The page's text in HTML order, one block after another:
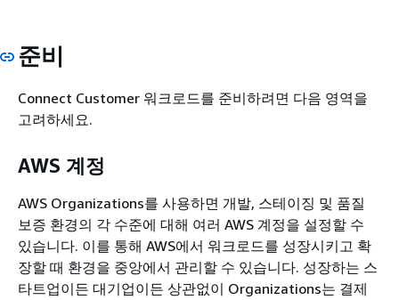
준비
Connect Customer 워크로드를 준비하려면 다음 영역을
고려하세요.
AWS 계정
AWS Organizations를 사용하면 개발, 스테이징 및 품질
보증 환경의 각 수준에 대해 여러 AWS 계정을 설정할 수
있습니다. 이를 통해 AWS에서 워크로드를 성장시키고 확
장할 때 환경을 중앙에서 관리할 수 있습니다. 성장하는 스
타트업이든 대기업이든 상관없이 Organizations는 결제